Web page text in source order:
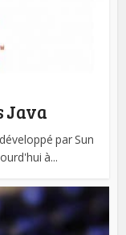
Java
par Sun
à...